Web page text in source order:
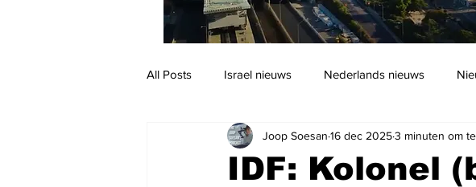
All Posts Israel nieuws Nederlands nieuws
Jodendom en cultuur Podcast
IDF: Kolonel
Joop Soesan 16 dec 20253 minuten om